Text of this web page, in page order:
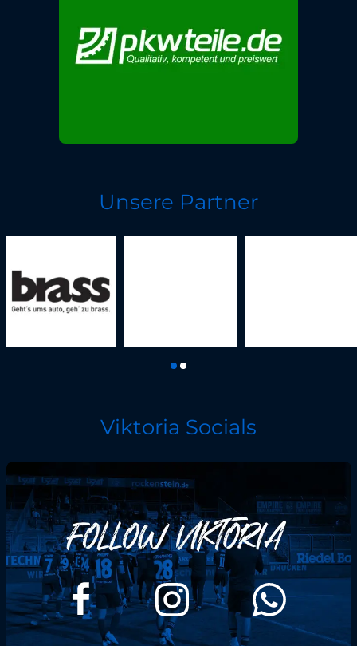
Unsere Partner
Viktoria Socials